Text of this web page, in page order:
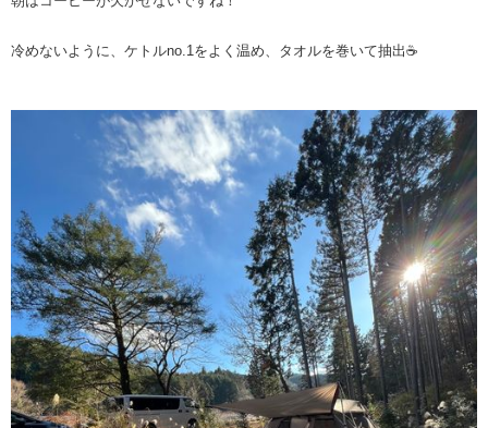
冷めないように、ケトルno.1をよく温め、タオルを巻いて抽出☕️